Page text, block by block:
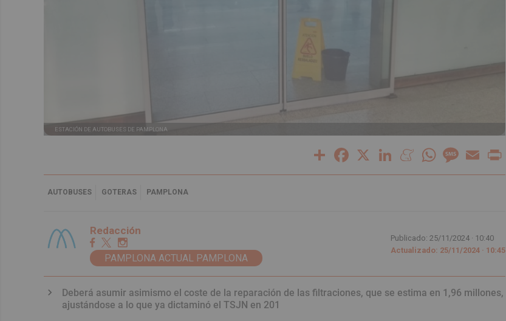
ESTACIÓN DE AUTOBUSES DE PAMPLONA
Share Facebook LinkedInMeneameWhatsAppMessage
Email
AUTOBUSES GOTERAS PAMPLONA
Redacción
PAMPLONA ACTUAL PAMPLONA
Publicado: 25/11/2024 · 10:40
Actualizado: 25/11/2024 · 10:45
Deberá asumir asimismo el coste de la reparación de las filtraciones, que se estima en 1,96 millones,
ajustándose a lo que ya dictaminó el TSJN en 201